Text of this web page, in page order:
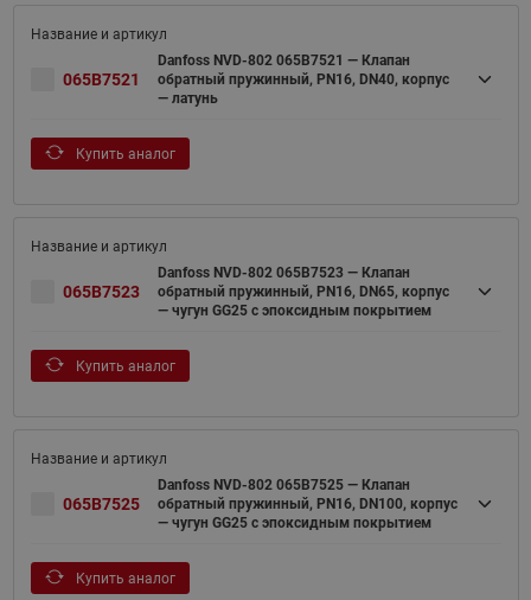
065B7521
Danfoss NVD-802 065B7521 — Клапан
обратный пружинный, PN16, DN40, корпус
— латунь
Купить аналог
065B7523
Danfoss NVD-802 065B7523 — Клапан
обратный пружинный, PN16, DN65, корпус
— чугун GG25 с эпоксидным покрытием
Купить аналог
065B7525
Danfoss NVD-802 065B7525 — Клапан
обратный пружинный, PN16, DN100, корпус
— чугун GG25 с эпоксидным покрытием
Купить аналог